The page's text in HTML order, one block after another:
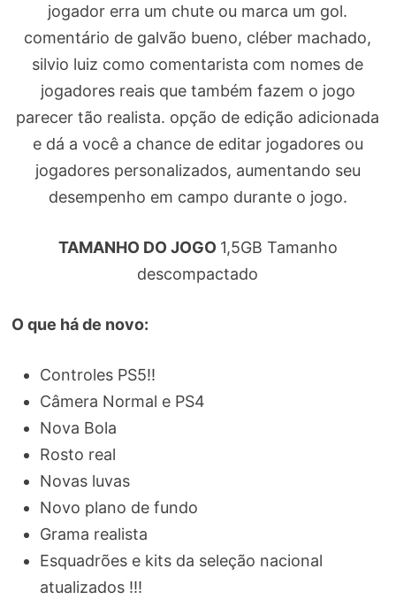
jogador erra um chute ou marca um gol.
comentário de galvão bueno, cléber machado,
silvio luiz como comentarista com nomes de
jogadores reais que também fazem o jogo
parecer tão realista. opção de edição adicionada
e dá a você a chance de editar jogadores ou
jogadores personalizados, aumentando seu
desempenho em campo durante o jogo.
TAMANHO DO JOGO 1,5GB Tamanho
descompactado
O que há de novo:
Controles PS5!!
Câmera Normal e PS4
Nova Bola
Rosto real
Novas luvas
Novo plano de fundo
Grama realista
Esquadrões e kits da seleção nacional
atualizados !!!